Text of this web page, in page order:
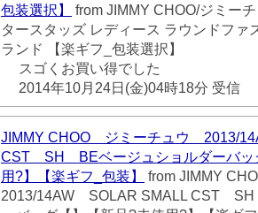
包装選択】
from JIMMY CHOO/ジミー
タースタッズ レディース ラウンドファ
ランド 【楽ギフ_包装選択】
スゴくお買い得でした
2014年10月24日(金)04時18分 受信
JIMMY CHOO ジミーチュウ 2013/
CST SH BEベージュショルダーバッ
用?】【楽ギフ_包装】
from JIMMY
2013/14AW SOLAR SMALL CST